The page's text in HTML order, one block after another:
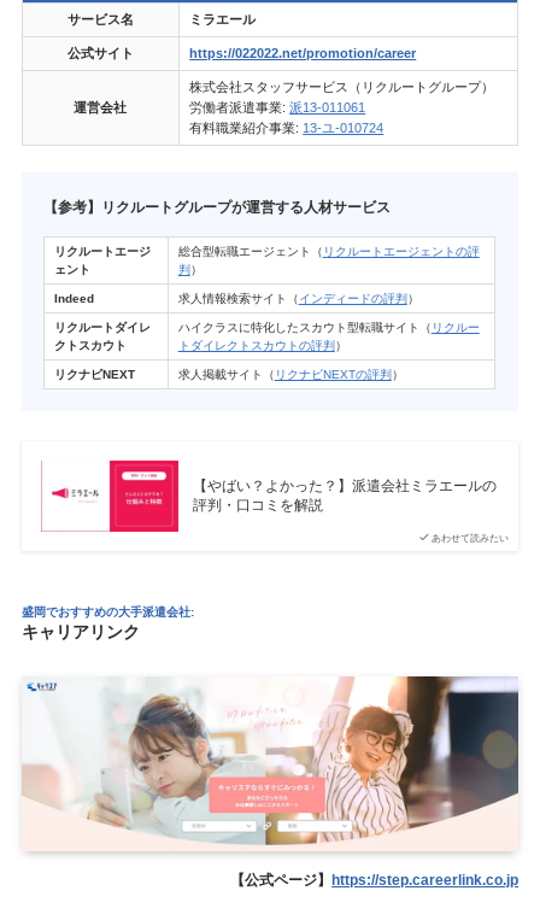
サービス名 ミラエール
公式サイト https://022022.net/promotion/career
運営会社
株式会社スタッフサービス（リクルートグループ）
労働者派遣事業:派13-011061
有料職業紹介事業: 13-ユ-010724
【参考】リクルートグループが運営する人材サービス
リクルートエージ
ェント
総合型転職エージェント（ リクルートエージェントの評
判 ）
Indeed 求人情報検索サイト（インディードの評判 ）
リクルートダイレ
クトスカウト
ハイクラスに特化したスカウト型転職サイト（ リクルー
トダイレクトスカウトの評判 ）
リクナビNEXT 求人掲載サイト（ リクナビNEXTの評判 ）
あわせて読みたい
【やばい？よかった？】派遣会社ミラエールの
評判・口コミを解説
盛岡でおすすめの大手派遣会社:
キャリアリンク
【公式ページ】https://step.careerlink.co.jp